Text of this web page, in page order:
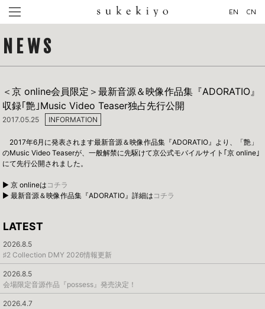
EN CN
NEWS
＜京 online会員限定＞最新音源＆映像作品集『ADORATIO』
収録｢艶｣Music Video Teaser独占先行公開
2017.05.25 INFORMATION
2017年6月に発表されます最新音源＆映像作品集『ADORATIO』より、「艶」
のMusic Video Teaserが、一般解禁に先駆けて京公式モバイルサイト｢京 online｣
にて先行公開されました。
▶ 京 onlineは コチラ
▶ 最新音源＆映像作品集『ADORATIO』詳細は コチラ
LATEST
2026.8.5
♯2 Collection DMY 2026情報更新
2026.8.5
会場限定音源作品『possess』発売決定！
2026.4.7